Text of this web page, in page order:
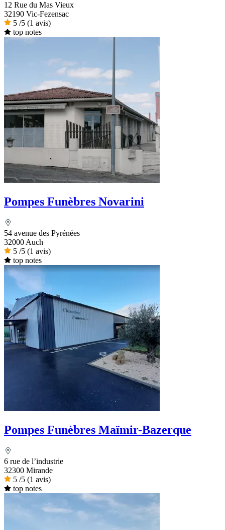
12 Rue du Mas Vieux
32190 Vic-Fezensac
5 /5 (1 avis)
top notes
Pompes Funèbres Novarini
54 avenue des Pyrénées
32000 Auch
5 /5 (1 avis)
top notes
Pompes Funèbres Maïmir-Bazerque
6 rue de l’industrie
32300 Mirande
5 /5 (1 avis)
top notes